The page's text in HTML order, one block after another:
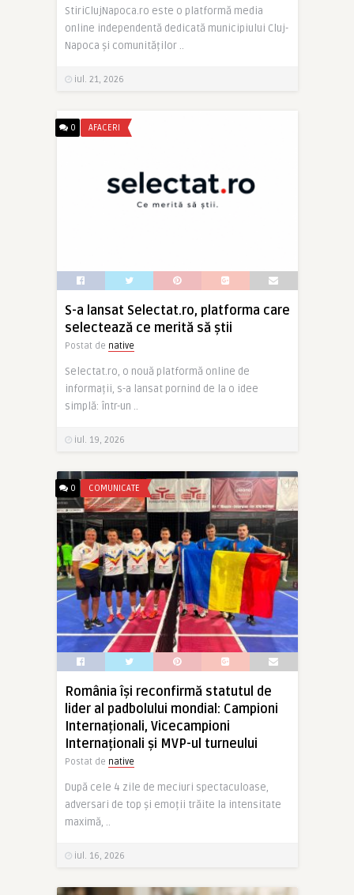
StiriClujNapoca.ro este o platformă media
online independentă dedicată municipiului Cluj-
Napoca și comunităților ..
iul. 21, 2026
0 AFACERI
S-a lansat Selectat.ro, platforma care
selectează ce merită să știi
Postat de native
Selectat.ro, o nouă platformă online de
informații, s-a lansat pornind de la o idee
simplă: într-un ..
iul. 19, 2026
0 COMUNICATE
România își reconfirmă statutul de
lider al padbolului mondial: Campioni
Internaționali, Vicecampioni
Internaționali și MVP-ul turneului
Postat de native
După cele 4 zile de meciuri spectaculoase,
adversari de top și emoții trăite la intensitate
maximă, ..
iul. 16, 2026